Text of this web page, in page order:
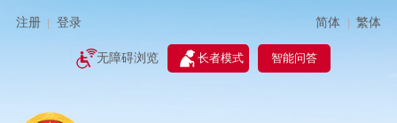
注册 登录 简体 | 繁体
无障碍浏览 长者模式 智能问答